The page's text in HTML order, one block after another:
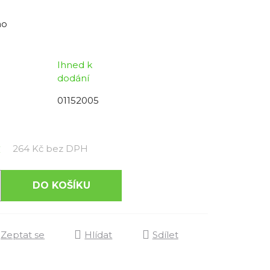
Ihned k
dodání
01152005
264 Kč bez DPH
DO KOŠÍKU
Zeptat se Hlídat Sdílet